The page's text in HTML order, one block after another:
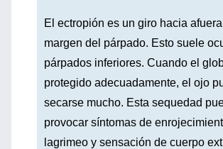
El ectropión es un giro hacia afuera
margen del párpado. Esto suele
párpados inferiores. Cuando el
protegido adecuadamente, el ojo
secarse mucho. Esta sequedad
provocar síntomas de
lagrimeo y sensación de cuerpo